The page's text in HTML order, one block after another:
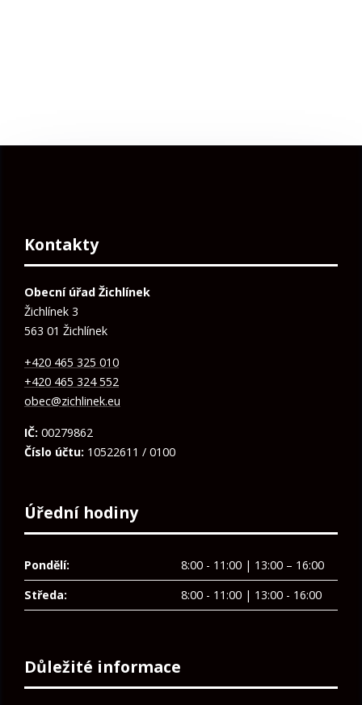
Kontakty
Obecní úřad Žichlínek
Žichlínek 3
563 01 Žichlínek
+420 465 325 010
+420 465 324 552
obec@zichlinek.eu
IČ: 00279862
Číslo účtu: 10522611 / 0100
Úřední hodiny
Pondělí:
8:00 - 11:00 | 13:00 – 16:00
Středa:
8:00 - 11:00 | 13:00 - 16:00
Důležité informace